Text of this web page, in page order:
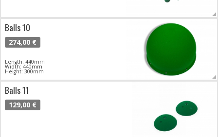
Balls 10
274,00 €
Length: 440mm
Width: 440mm
Height: 300mm
Balls 11
129,00 €